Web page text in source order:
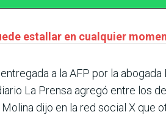
estallar en cualquier
a la AFP por la
La Prensa agregó entre los
dijo en la red social X que